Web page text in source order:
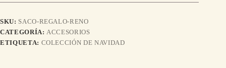
SKU: SACO-REGALO-RENO
CATEGORÍA: ACCESORIOS
ETIQUETA: COLECCIÓN DE NAVIDAD